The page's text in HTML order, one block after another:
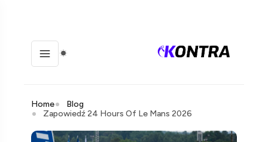
Home
Blog
Zapowiedź 24 Hours Of Le Mans 2026